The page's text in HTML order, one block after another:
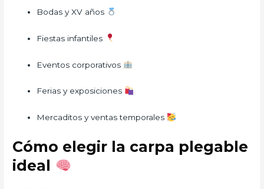
Bodas y XV años
Fiestas infantiles
Eventos corporativos
Ferias y exposiciones
Mercaditos y ventas temporales
Cómo elegir la carpa plegable
ideal